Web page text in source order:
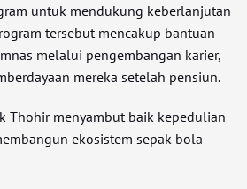
untuk mendukung keberlanjutan
tersebut mencakup bantuan
melalui pengembangan karier,
mereka setelah pensiun.
Thohir menyambut baik kepedulian
ekosistem sepak bola